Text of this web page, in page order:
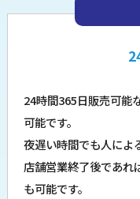
24時間365日販売可能
可能です。
夜遅い時間でも人によ
店舗営業終了後であれ
も可能です。